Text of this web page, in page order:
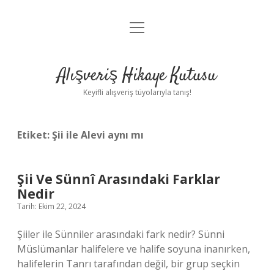
Anasayfa
Yasal Uyarı
menüyü
Alışveriş Hikaye Kutusu
Keyifli alışveriş tüyolarıyla tanış!
Etiket:Şii ile Alevi aynı mı
Şii Ve Sünnî Arasındaki Farklar
Nedir
Tarih: Ekim 22, 2024
Şiiler ile Sünniler arasındaki fark nedir? Sünni
Müslümanlar halifelere ve halife soyuna inanırken,
halifelerin Tanrı tarafından değil, bir grup seçkin